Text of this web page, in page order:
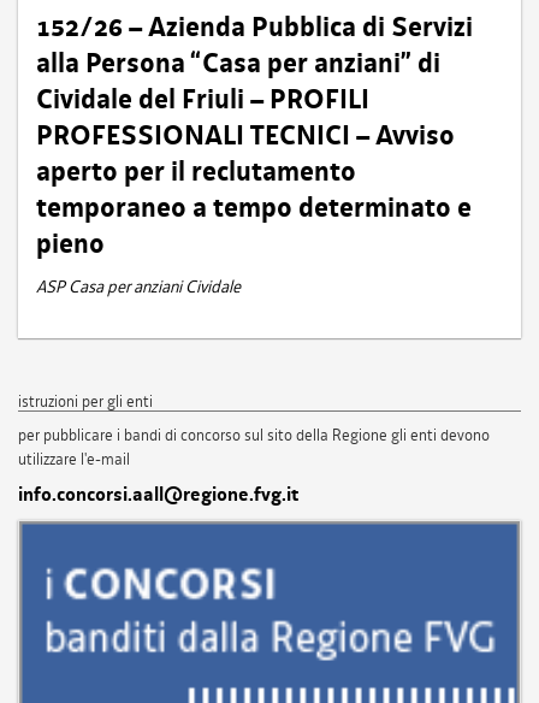
152/26 – Azienda Pubblica di Servizi
alla Persona “Casa per anziani” di
Cividale del Friuli – PROFILI
PROFESSIONALI TECNICI – Avviso
aperto per il reclutamento
temporaneo a tempo determinato e
pieno
ASP Casa per anziani Cividale
istruzioni per gli enti
per pubblicare i bandi di concorso sul sito della Regione gli enti devono
utilizzare l'e-mail
info.concorsi.aall@regione.fvg.it